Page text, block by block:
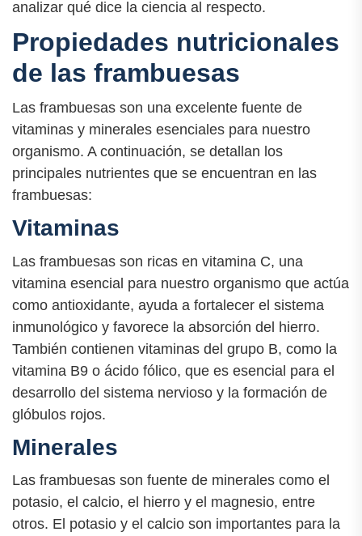
analizar qué dice la ciencia al respecto.
Propiedades nutricionales
de las frambuesas
Las frambuesas son una excelente fuente de
vitaminas y minerales esenciales para nuestro
organismo. A continuación, se detallan los
principales nutrientes que se encuentran en las
frambuesas:
Vitaminas
Las frambuesas son ricas en vitamina C, una
vitamina esencial para nuestro organismo que actúa
como antioxidante, ayuda a fortalecer el sistema
inmunológico y favorece la absorción del hierro.
También contienen vitaminas del grupo B, como la
vitamina B9 o ácido fólico, que es esencial para el
desarrollo del sistema nervioso y la formación de
glóbulos rojos.
Minerales
Las frambuesas son fuente de minerales como el
potasio, el calcio, el hierro y el magnesio, entre
otros. El potasio y el calcio son importantes para la